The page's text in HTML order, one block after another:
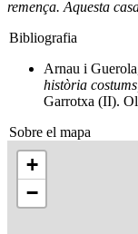
remença. Aquesta
Bibliografia
Arnau i
història
Garrotxa (II).
Sobre el mapa
+
−